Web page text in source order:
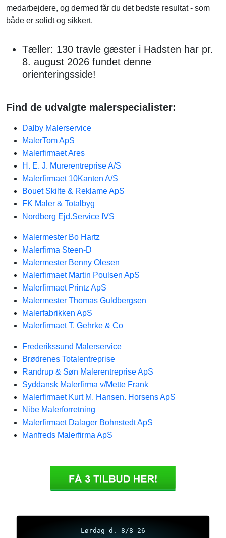
medarbejdere, og dermed får du det bedste resultat - som
både er solidt og sikkert.
Tæller: 130 travle gæster i Hadsten har pr.
8. august 2026 fundet denne
orienteringsside!
Find de udvalgte malerspecialister:
Dalby Malerservice
MalerTom ApS
Malerfirmaet Ares
H. E. J. Murerentreprise A/S
Malerfirmaet 10Kanten A/S
Bouet Skilte & Reklame ApS
FK Maler & Totalbyg
Nordberg Ejd.Service IVS
Malermester Bo Hartz
Malerfirma Steen-D
Malermester Benny Olesen
Malerfirmaet Martin Poulsen ApS
Malerfirmaet Printz ApS
Malermester Thomas Guldbergsen
Malerfabrikken ApS
Malerfirmaet T. Gehrke & Co
Frederikssund Malerservice
Brødrenes Totalentreprise
Randrup & Søn Malerentreprise ApS
Syddansk Malerfirma v/Mette Frank
Malerfirmaet Kurt M. Hansen. Horsens ApS
Nibe Malerforretning
Malerfirmaet Dalager Bohnstedt ApS
Manfreds Malerfirma ApS
Lørdag d. 8/8-26